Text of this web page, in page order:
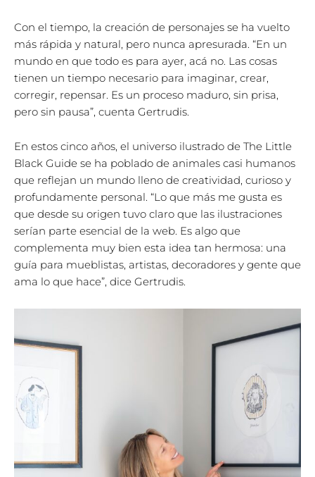
Con el tiempo, la creación de personajes se ha vuelto
más rápida y natural, pero nunca apresurada. “En un
mundo en que todo es para ayer, acá no. Las cosas
tienen un tiempo necesario para imaginar, crear,
corregir, repensar. Es un proceso maduro, sin prisa,
pero sin pausa”, cuenta Gertrudis.
En estos cinco años, el universo ilustrado de The Little
Black Guide se ha poblado de animales casi humanos
que reflejan un mundo lleno de creatividad, curioso y
profundamente personal. “Lo que más me gusta es
que desde su origen tuvo claro que las ilustraciones
serían parte esencial de la web. Es algo que
complementa muy bien esta idea tan hermosa: una
guía para mueblistas, artistas, decoradores y gente que
ama lo que hace”, dice Gertrudis.